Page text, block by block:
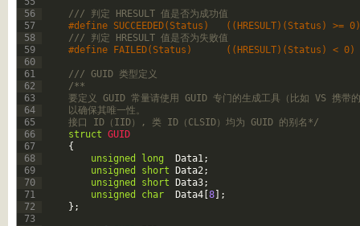
56
57
58
59
60
61
62
63
64
65
66
67
68
69
70
71
72
73
/// 判定 HRESULT 值是否为成功值
#define SUCCEEDED(Status)   ((HRESULT)(Status)
/// 判定 HRESULT 值是否为失败值
#define FAILED(Status)      ((HRESULT)(Status) <
/// GUID 类型定义
/**
要定义 GUID 常量请使用 GUID 专门的生成工具（比如 VS 携
以确保其唯一性。
接口 ID（IID）, 类 ID（CLSID）均为 GUID 的别名*/
struct GUID
{
unsigned
long Data1;
unsigned
short Data2;
unsigned
short Data3;
unsigned
char Data4 8
;
} ;